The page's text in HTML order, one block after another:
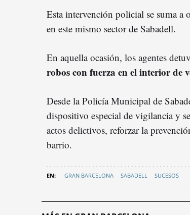
Esta intervención policial se suma a
en este mismo sector de Sabadell.
En aquella ocasión, los agentes
robos con fuerza en el interior de
Desde la Policía Municipal de
dispositivo especial de vigilancia y
actos delictivos, reforzar la
barrio.
GRAN BARCELONA SABADELL SUCESOS